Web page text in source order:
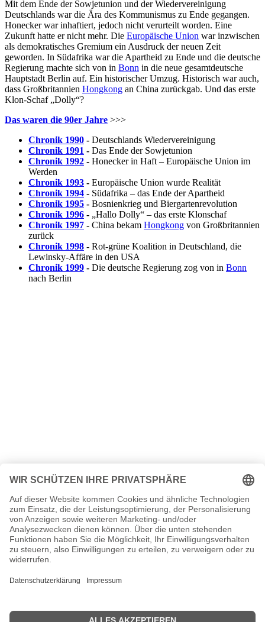
Mit dem Ende der Sowjetunion und der Wiedervereinigung
Deutschlands war die Ära des Kommunismus zu Ende gegangen.
Honecker war inhaftiert, jedoch nicht verurteilt worden. Eine
Zukunft hatte er nicht mehr. Die Europäische Union war inzwischen
als demokratisches Gremium ein Ausdruck der neuen Zeit
geworden. In Südafrika war die Apartheid zu Ende und die deutsche
Regierung machte sich von in Bonn in die neue gesamtdeutsche
Hauptstadt Berlin auf. Ein historischer Umzug. Historisch war auch,
dass Großbritannien Hongkong an China zurückgab. Und das erste
Klon-Schaf „Dolly“?
Das waren die 90er Jahre >>>
Chronik 1990 - Deutschlands Wiedervereinigung
Chronik 1991 - Das Ende der Sowjetunion
Chronik 1992 - Honecker in Haft – Europäische Union im
Werden
Chronik 1993 - Europäische Union wurde Realität
Chronik 1994 - Südafrika – das Ende der Apartheid
Chronik 1995 - Bosnienkrieg und Biergartenrevolution
Chronik 1996 - „Hallo Dolly“ – das erste Klonschaf
Chronik 1997 - China bekam Hongkong von Großbritannien
zurück
Chronik 1998 - Rot-grüne Koalition in Deutschland, die
Lewinsky-Affäre in den USA
Chronik 1999 - Die deutsche Regierung zog von in Bonn
nach Berlin
Alle Themen der 90er Jahre
Automobil-Bildung-Charts-Erfindungen-Filme-Haarmode-